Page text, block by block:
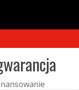
nansowanie